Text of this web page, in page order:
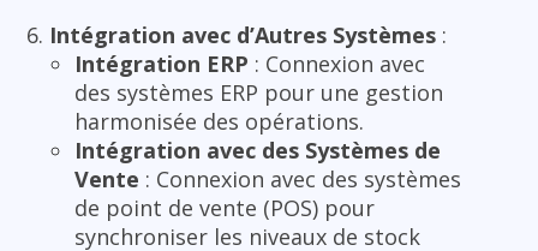
Intégration avec d’Autres Systèmes :
Intégration ERP : Connexion avec
des systèmes ERP pour une gestion
harmonisée des opérations.
Intégration avec des Systèmes de
Vente : Connexion avec des systèmes
de point de vente (POS) pour
synchroniser les niveaux de stock